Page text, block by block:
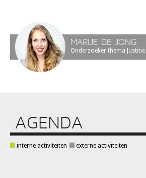
MARIJE DE JONG
Onderzoeker thema Justitie
AGENDA
interne activiteiten externe activiteiten